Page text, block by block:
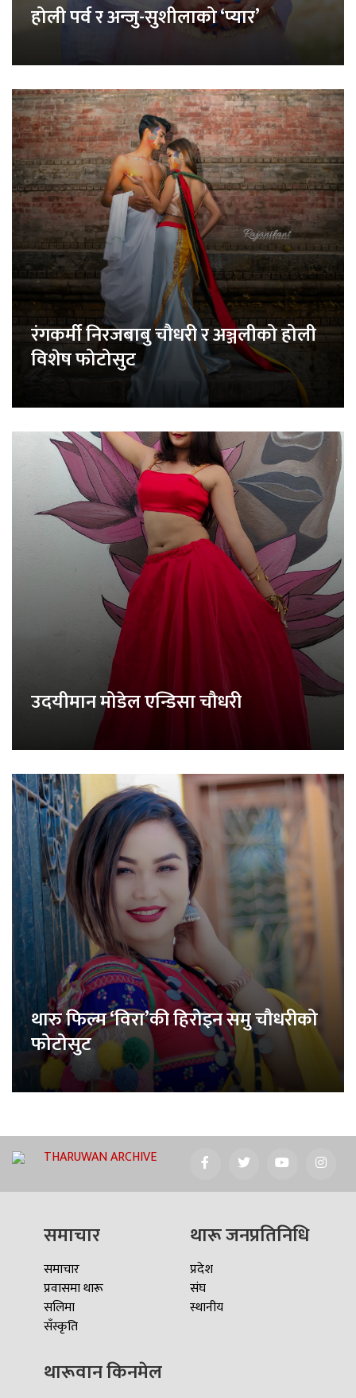
होली पर्व र अन्जु-सुशीलाको ‘प्यार’
रंगकर्मी निरजबाबु चौधरी र अञ्जलीको होली
विशेष फोटोसुट
उदयीमान मोडेल एन्डिसा चौधरी
थारु फिल्म ‘विरा’की हिरोइन समु चौधरीको
फोटोसुट
THARUWAN ARCHIVE
समाचार
समाचार
प्रवासमा थारू
सलिमा
सँस्कृति
थारू जनप्रतिनिधि
प्रदेश
संघ
स्थानीय
थारूवान किनमेल